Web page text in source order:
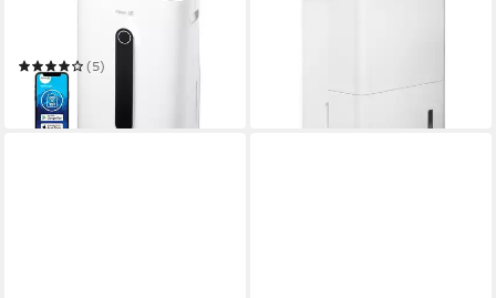
Luftentfeuchter CA-706
SMART - Luftentfeuchter
und Luftreiniger
(5)
349,00 €
in 3-4 Werktagen bei dir